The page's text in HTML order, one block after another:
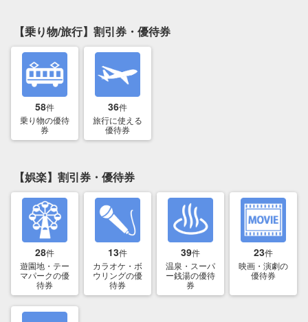
【乗り物/旅行】割引券・優待券
58件
乗り物の優待
券
36件
旅行に使える
優待券
【娯楽】割引券・優待券
28件
遊園地・テー
マパークの優
待券
13件
カラオケ・ボ
ウリングの優
待券
39件
温泉・スーパ
ー銭湯の優待
券
23件
映画・演劇の
優待券